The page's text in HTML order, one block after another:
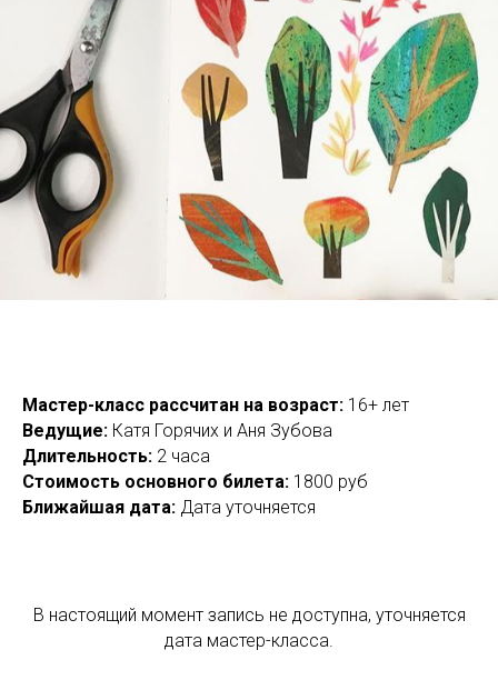
Мастер-класс рассчитан на возраст: 16+ лет
Ведущие: Катя Горячих и Аня Зубова
Длительность: 2 часа
Стоимость основного билета: 1800 руб
Ближайшая дата: Дата уточняется
В настоящий момент запись не доступна, уточняется
дата мастер-класса.